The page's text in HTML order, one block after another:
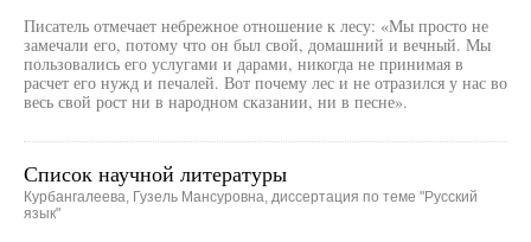
Писатель отмечает небрежное отношение к лесу: «Мы просто не
замечали его, потому что он был свой, домашний и вечный. Мы
пользовались его услугами и дарами, никогда не принимая в
расчет его нужд и печалей. Вот почему лес и не отразился у нас во
весь свой рост ни в народном сказании, ни в песне».
Список научной литературы
Курбангалеева, Гузель Мансуровна, диссертация по теме "Русский
язык"